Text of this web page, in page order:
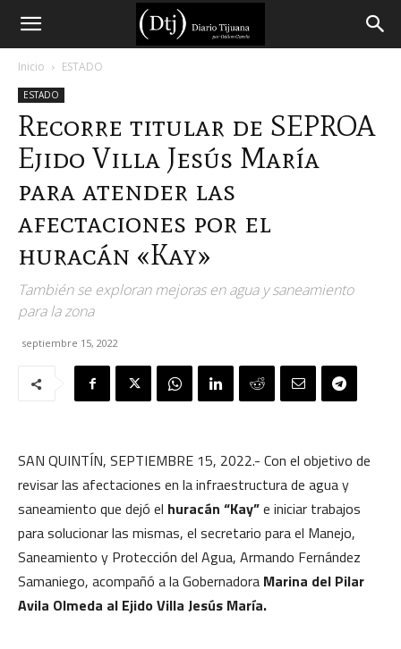
Diario
Tijuana
Inicio ESTADO
ESTADO
Recorre titular de SEPROA
Ejido Villa Jesús María
para atender las
afectaciones por el
huracán «Kay»
También se exploran mejoras en agua y saneamiento
para la zona
septiembre 15, 2022
SAN QUINTÍN, SEPTIEMBRE 15, 2022.- Con el objetivo de
revisar las afectaciones en la infraestructura de agua y
saneamiento que dejó el huracán “Kay”e iniciar trabajos
para solucionar las mismas, el secretario para el Manejo,
Saneamiento y Protección del Agua, Armando Fernández
Samaniego, acompañó a la Gobernadora Marina del Pilar
Avila Olmeda al Ejido Villa Jesús María.